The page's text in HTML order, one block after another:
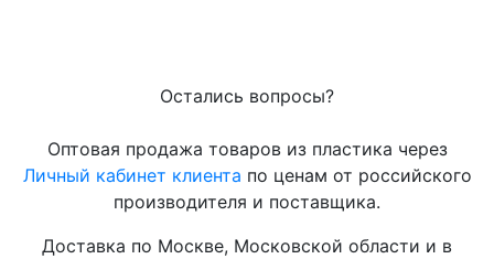
Остались вопросы?
Оптовая продажа товаров из пластика через
Личный кабинет клиента по ценам от российского
производителя и поставщика.
Доставка по Москве, Московской области и в